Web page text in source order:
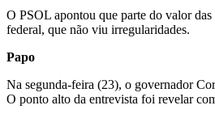
O PSOL apontou que parte do valor
federal, que não viu irregularidades.
Papo
Na segunda-feira (23), o governador
O ponto alto da entrevista foi revelar